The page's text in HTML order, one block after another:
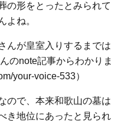
の形をとったとみられて
よね。
んが皇室入りするまでは
のnote記事からわかりま
your-voice-533）
ので、本来和歌山の墓は
き地位にあったと見られ